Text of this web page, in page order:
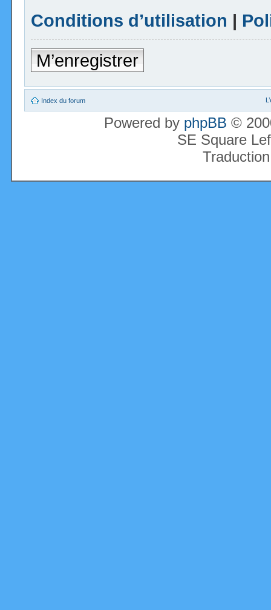
Conditions d’utilisation |
M’enregistrer
Index du forum
Powered by phpBB ©
SE Square